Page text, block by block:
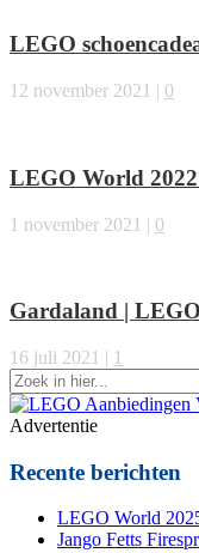
LEGO
12 november 2021 | 0
LEGO World 2022
1 november 2021 | 0
Gardaland |
16 juli 2021 | 1
Zoek
naar:
Advertentie
Recente berichten
LEGO World
Jango Fetts